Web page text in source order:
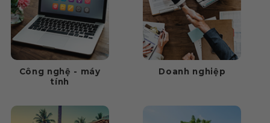
Công nghệ - máy
tính
Doanh nghiệp